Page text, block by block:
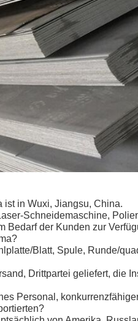
ist in Wuxi, Jiangsu, China.
Schneidemaschine,
Bedarf der Kunden zur
Blatt, Spule, Runde/
Drittpartei geliefert, die
Personal,